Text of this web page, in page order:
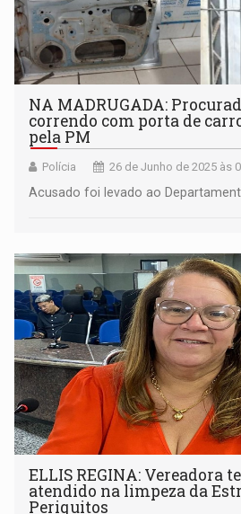
NA MADRUGADA:
correndo com porta de
pela PM
Polícia 26 de Junho de 2025 às
Acusado foi levado ao
ELLIS REGINA: Vereadora
atendido na limpeza da
Periquitos